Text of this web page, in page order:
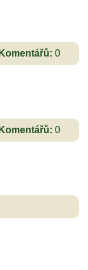
Komentářů: 0
Komentářů: 0